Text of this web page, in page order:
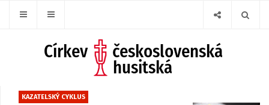
KAZATELSKÝ CYKLUS